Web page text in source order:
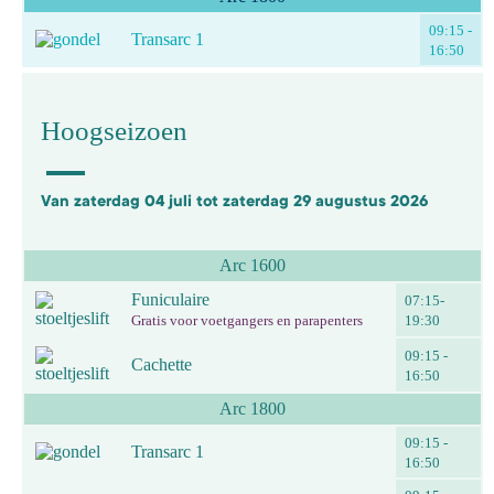
Transarc 1
09:15 -
16:50
Hoogseizoen
Van zaterdag 04 juli tot zaterdag 29 augustus 2026
Arc 1600
Funiculaire
Gratis voor voetgangers en parapenters
07:15-
19:30
Cachette
09:15 -
16:50
Arc 1800
Transarc 1
09:15 -
16:50